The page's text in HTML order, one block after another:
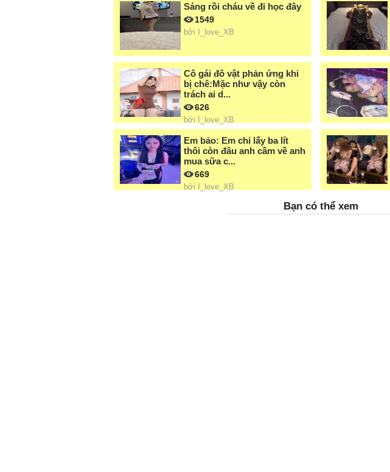
Sáng rồi cháu về đi học đây
1549
bởi I_love_XB
Cô gái đô vật phản ứng khi
bị chê:Mặc như vậy còn
trách ai d...
626
bởi I_love_XB
Em bảo: Em chỉ lấy ba lít
thôi còn đâu anh cầm về anh
mua sữa c...
669
bởi I_love_XB
Bạn có thể xem